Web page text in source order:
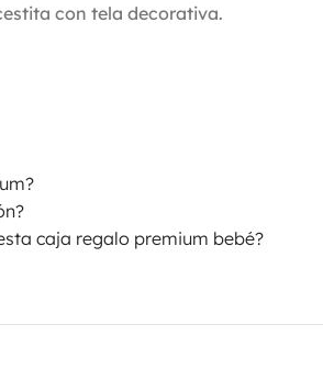
con tela decorativa.
caja regalo premium bebé?